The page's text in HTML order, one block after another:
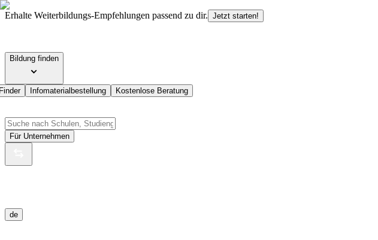
Erhalte Weiterbildungs-Empfehlungen passend zu dir. Jetzt starten!
Bildung finden
Infomaterialbestellung Kostenlose Beratung
Für Unternehmen
de